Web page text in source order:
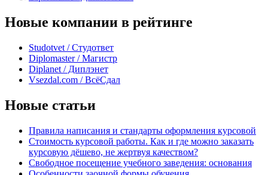
Новые компании в рейтинге
Studotvet / Студответ
Diplomaster / Магистр
Diplanet / Диплэнет
Vsezdal.com / ВсёСдал
Новые статьи
Правила написания и стандарты оформления курсовой
Стоимость курсовой работы. Как и где можно заказать
курсовую дёшево, не жертвуя качеством?
Свободное посещение учебного заведения: основания